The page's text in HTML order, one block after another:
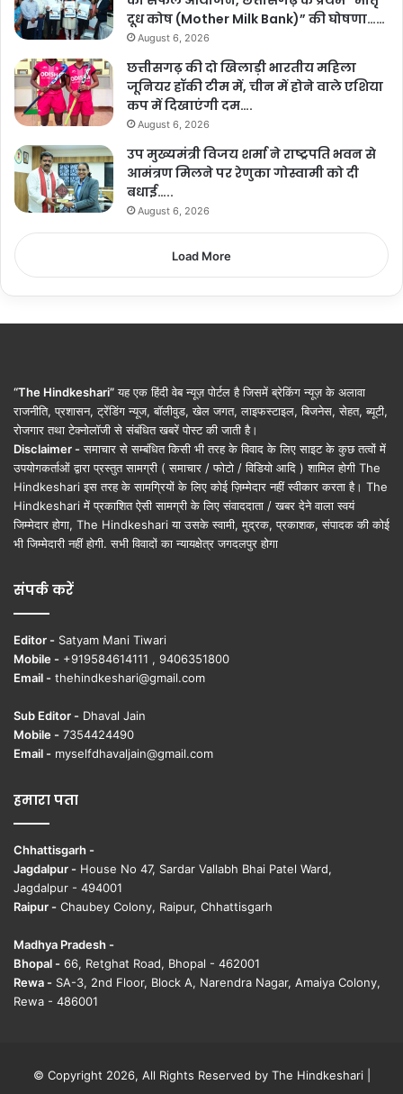
दूध कोष (Mother Milk Bank)” की घोषणा……
August 6, 2026
छत्तीसगढ़ की दो खिलाड़ी भारतीय महिला
जूनियर हॉकी टीम में, चीन में होने वाले एशिया
कप में दिखाएंगी दम….
August 6, 2026
उप मुख्यमंत्री विजय शर्मा ने राष्ट्रपति भवन से
आमंत्रण मिलने पर रेणुका गोस्वामी को दी
बधाई…..
August 6, 2026
Load More
“The Hindkeshari”यह एक हिंदी वेब न्यूज़ पोर्टल है जिसमें ब्रेकिंग न्यूज़ के अलावा
राजनीति, प्रशासन, ट्रेंडिंग न्यूज, बॉलीवुड, खेल जगत, लाइफस्टाइल, बिजनेस, सेहत, ब्यूटी,
रोजगार तथा टेक्नोलॉजी से संबंधित खबरें पोस्ट की जाती है।
Disclaimer - समाचार से सम्बंधित किसी भी तरह के विवाद के लिए साइट के कुछ तत्वों में
उपयोगकर्ताओं द्वारा प्रस्तुत सामग्री ( समाचार / फोटो / विडियो आदि ) शामिल होगी The
Hindkeshari इस तरह के सामग्रियों के लिए कोई ज़िम्मेदार नहीं स्वीकार करता है। The
Hindkeshari में प्रकाशित ऐसी सामग्री के लिए संवाददाता / खबर देने वाला स्वयं
जिम्मेदार होगा, The Hindkeshari या उसके स्वामी, मुद्रक, प्रकाशक, संपादक की कोई
भी जिम्मेदारी नहीं होगी. सभी विवादों का न्यायक्षेत्र जगदलपुर होगा
संपर्क करें
Editor - Satyam Mani Tiwari
Mobile - +919584614111 , 9406351800
Email - thehindkeshari@gmail.com
Sub Editor - Dhaval Jain
Mobile - 7354424490
Email - myselfdhavaljain@gmail.com
हमारा पता
Chhattisgarh -
Jagdalpur - House No 47, Sardar Vallabh Bhai Patel Ward,
Jagdalpur - 494001
Raipur - Chaubey Colony, Raipur, Chhattisgarh
Madhya Pradesh -
Bhopal - 66, Retghat Road, Bhopal - 462001
Rewa - SA-3, 2nd Floor, Block A, Narendra Nagar, Amaiya Colony,
Rewa - 486001
© Copyright 2026, All Rights Reserved by The Hindkeshari |